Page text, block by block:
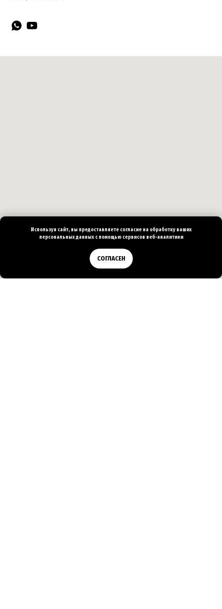
Используя сайт, вы предоставляете согласие на обработку ваших
персональныхданных с помощью сервисов веб-аналитики
СОГЛАСЕН
Позвонить